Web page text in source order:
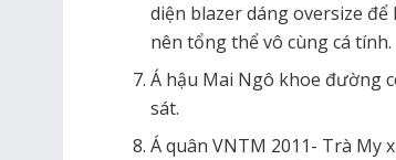
diện blazer dáng oversize
nên tổng thể vô cùng cá tính.
Á hậu Mai Ngô khoe đường
sát.
Á quân VNTM 2011- Trà My